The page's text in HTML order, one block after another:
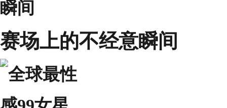
赛场上的不经意瞬间